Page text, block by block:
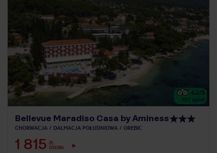
4.2/5
407 opinii
Bellevue Maradiso Casa by Aminess
CHORWACJA DALMACJA POŁUDNIOWA OREBIC
1 815 ZŁ
OSOBA